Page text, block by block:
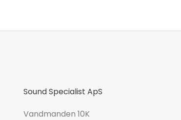
Sound Specialist ApS
Vandmanden 10K